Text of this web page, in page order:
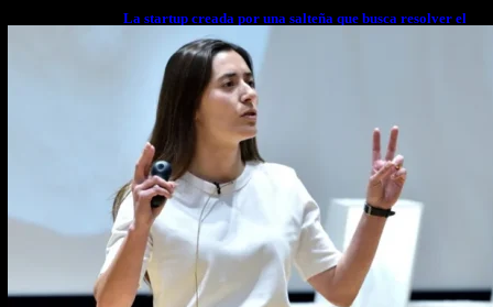
La startup creada por una salteña que busca resolver el
estrés financiero en Latinoamérica